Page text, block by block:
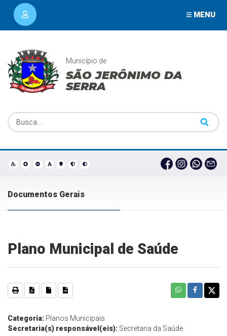
MENU
Município de
SÃO JERÔNIMO DA
SERRA
Documentos Gerais
Plano Municipal de Saúde
Categoria: Planos Municipais
Secretaria(s) responsável(eis): Secretaria da Saúde